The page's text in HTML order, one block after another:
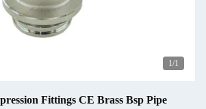
1/1
Fittings CE Brass Bsp Pipe